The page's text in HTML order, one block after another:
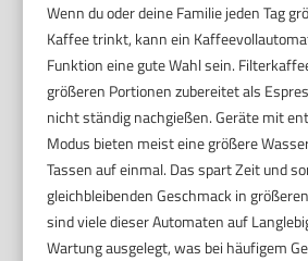
Wenn du oder deine Familie jeden Tag
Kaffee trinkt, kann ein
Funktion eine gute Wahl sein.
größeren Portionen zubereitet als
nicht ständig nachgießen. Geräte mit
Modus bieten meist eine größere
Tassen auf einmal. Das spart Zeit und
gleichbleibenden Geschmack in
sind viele dieser Automaten auf
Wartung ausgelegt, was bei häufigem